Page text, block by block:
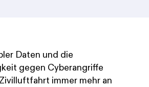
Daten und die
gegen Cyberangriffe
immer mehr an